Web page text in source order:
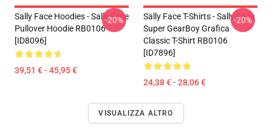
Sally Face Hoodies - Sally Face
Pullover Hoodie RB0106
[ID8096]
39,51 € - 45,95 €
-20%
Sally Face T-Shirts - Sally Face
Super GearBoy Grafica
Classic T-Shirt RB0106
[ID7896]
24,38 € - 28,06 €
-20%
VISUALIZZA ALTRO